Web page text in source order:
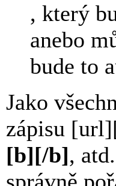
, který
anebo
bude to
Jako
zápisu
[b][/b],